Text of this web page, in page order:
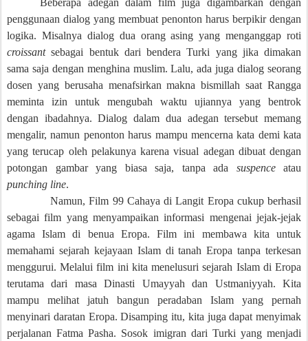
Beberapa adegan dalam film juga digambarkan dengan
penggunaan dialog yang membuat penonton harus berpikir dengan
logika. Misalnya dialog dua orang asing yang menganggap roti
croissantsebagai bentuk dari bendera Turki yang jika dimakan
sama saja dengan menghina muslim. Lalu, ada juga dialog seorang
dosen yang berusaha menafsirkan makna bismillah saat Rangga
meminta izin untuk mengubah waktu ujiannya yang bentrok
dengan ibadahnya. Dialog dalam dua adegan tersebut memang
mengalir, namun penonton harus mampu mencerna kata demi kata
yang terucap oleh pelakunya karena visual adegan dibuat dengan
potongan gambar yang biasa saja, tanpa ada suspenceatau
punching line.
Namun, Film 99 Cahaya di Langit Eropa cukup berhasil
sebagai film yang menyampaikan informasi mengenai jejak-jejak
agama Islam di benua Eropa. Film ini membawa kita untuk
memahami sejarah kejayaan Islam di tanah Eropa tanpa terkesan
menggurui. Melalui film ini kita menelusuri sejarah Islam di Eropa
terutama dari masa Dinasti Umayyah dan Ustmaniyyah. Kita
mampu melihat jatuh bangun peradaban Islam yang pernah
menyinari daratan Eropa. Disamping itu, kita juga dapat menyimak
perjalanan Fatma Pasha. Sosok imigran dari Turki yang menjadi